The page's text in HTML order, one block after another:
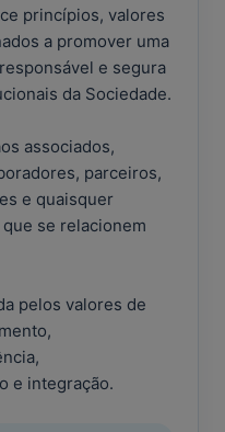
princípios, valores
a promover uma
e segura
da Sociedade.
associados,
parceiros,
e quaisquer
se relacionem
pelos valores de
e integração.